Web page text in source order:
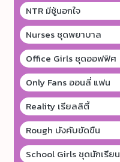
NTR มีชู้นอกใจ
Nurses ชุดพยาบาล
Office Girls ชุดออฟฟิศ
Only Fans ออนลี่ แฟน
Reality เรียลลิตี้
Rough บังคับขัดขืน
School Girls ชุดนักเรียน